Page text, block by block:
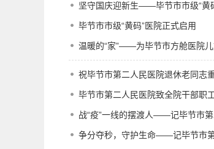
坚守国庆迎新生——毕节市市级“黄
毕节市市级“黄码”医院正式启用
温暖的“家”——为毕节市方舱医院
祝毕节市第二人民医院退休老同志
毕节市第二人民医院致全院干部职
战“疫”一线的摆渡人——记毕节市
争分夺秒，守护生命——记毕节市